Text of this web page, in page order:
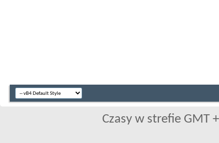
Czasy w strefie GMT